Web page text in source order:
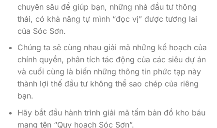
chuyên sâu để giúp bạn, những nhà đầu tư thông
thái, có khả năng tự mình “đọc vị” được tương lai
của Sóc Sơn.
Chúng ta sẽ cùng nhau giải mã những kế hoạch của
chính quyền, phân tích tác động của các siêu dự án
và cuối cùng là biến những thông tin phức tạp này
thành lợi thế đầu tư không thể sao chép của riêng
bạn.
Hãy bắt đầu hành trình giải mã tấm bản đồ kho báu
mang tên “Quy hoạch Sóc Sơn”.